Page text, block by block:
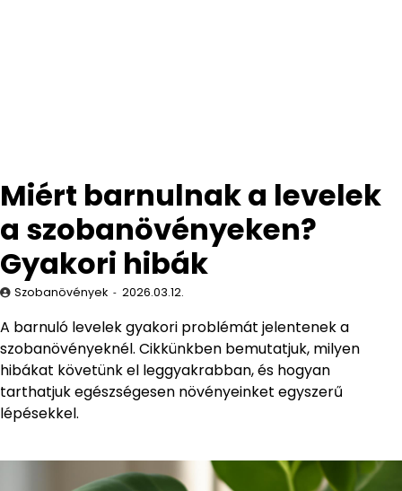
Miért barnulnak a levelek
a szobanövényeken?
Gyakori hibák
Szobanövények 2026.03.12.
A barnuló levelek gyakori problémát jelentenek a
szobanövényeknél. Cikkünkben bemutatjuk, milyen
hibákat követünk el leggyakrabban, és hogyan
tarthatjuk egészségesen növényeinket egyszerű
lépésekkel.